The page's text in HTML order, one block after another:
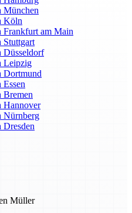
München
Köln
Frankfurt am Main
Stuttgart
Düsseldorf
Leipzig
Dortmund
Bremen
Hannover
Nürnberg
Müller